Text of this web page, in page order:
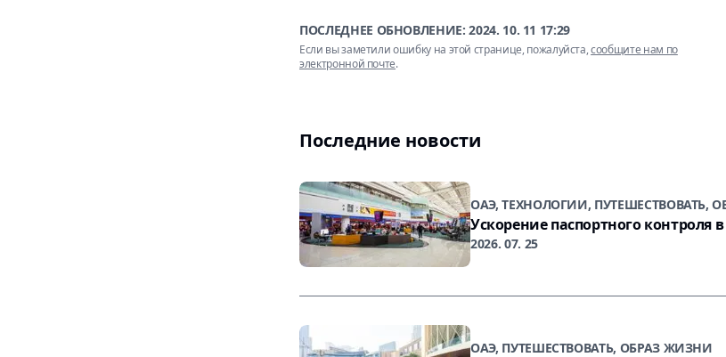
ПОСЛЕДНЕЕ ОБНОВЛЕНИЕ:2024. 10. 11 17:29
Если вы заметили ошибку на этой странице, пожалуйста,сообщите нам по
электронной почте.
Последние новости
ОАЭ, ТЕХНОЛОГИИ, ПУТЕШЕСТВОВАТЬ,
Ускорение паспортного контроля
2026. 07. 25
ОАЭ, ПУТЕШЕСТВОВАТЬ, ОБРАЗ ЖИЗНИ